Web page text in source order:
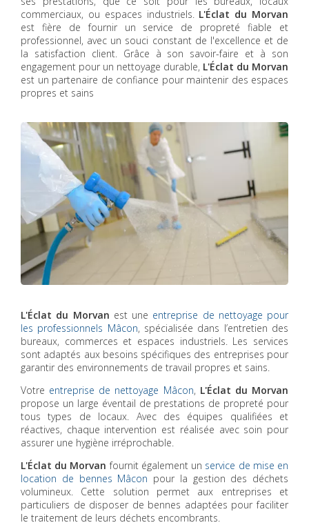
commerciaux, ou espaces industriels. L'Éclat du Morvan
est fière de fournir un service de propreté fiable et
professionnel, avec un souci constant de l'excellence et de
la satisfaction client. Grâce à son savoir-faire et à son
engagement pour un nettoyage durable, L'Éclat du Morvan
est un partenaire de confiance pour maintenir des espaces
propres et sains
L'Éclat du Morvan est une entreprise de nettoyage pour
les professionnels Mâcon, spécialisée dans l’entretien des
bureaux, commerces et espaces industriels. Les services
sont adaptés aux besoins spécifiques des entreprises pour
garantir des environnements de travail propres et sains.
Votre entreprise de nettoyage Mâcon, L'Éclat du Morvan
propose un large éventail de prestations de propreté pour
tous types de locaux. Avec des équipes qualifiées et
réactives, chaque intervention est réalisée avec soin pour
assurer une hygiène irréprochable.
L'Éclat du Morvan fournit également un service de mise en
location de bennes Mâcon pour la gestion des déchets
volumineux. Cette solution permet aux entreprises et
particuliers de disposer de bennes adaptées pour faciliter
le traitement de leurs déchets encombrants.